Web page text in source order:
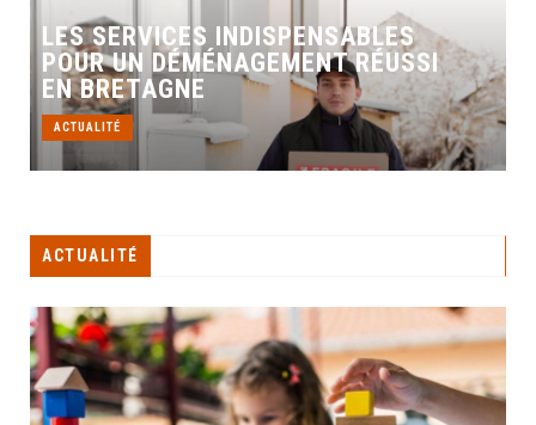
LES SERVICES INDISPENSABLES
POUR UN DÉMÉNAGEMENT RÉUSSI
EN BRETAGNE
ACTUALITÉ
ACTUALITÉ